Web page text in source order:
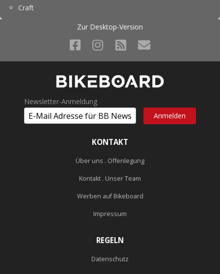
Craft
Zur Desktop-Version
Newsletter-Anmeldung
KONTAKT
Über uns . Offenlegung
Kontakt . Unser Team
Werben auf Bikeboard
Impressum
REGELN
Datenschutz